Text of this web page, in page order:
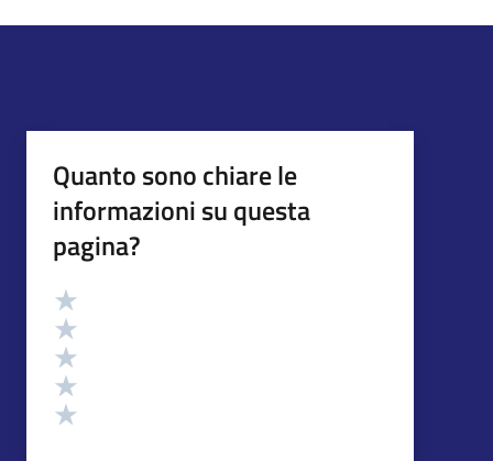
Quanto sono chiare le
informazioni su questa
pagina?
Valutazione